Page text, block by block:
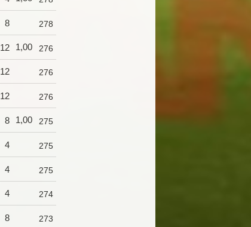
8 278
12 1,00 276
12 276
12 276
8 1,00 275
4 275
4 275
4 274
8 273